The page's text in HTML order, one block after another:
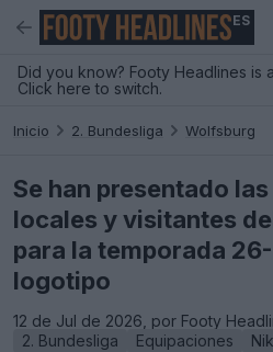
ES
Did you know? Footy Headlines is
Click here to switch.
Inicio 2. Bundesliga Wolfsburg
Se han presentado
locales y visitantes
para la temporada
logotipo
12 de Jul de 2026, por Footy
2. Bundesliga
Equipaciones